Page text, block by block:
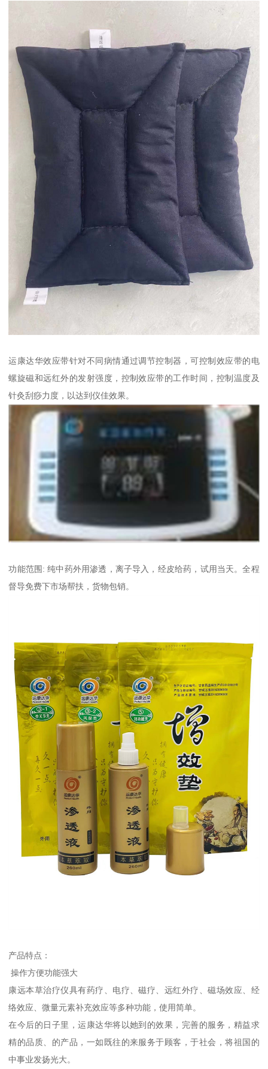
运康达华效应带针对不同病情通过调节控制器，可控制效应带的电
螺旋磁和远红外的发射强度，控制效应带的工作时间，控制温度及
针灸刮痧力度，以达到仪佳效果。
功能范围: 纯中药外用渗透，离子导入，经皮给药，试用当天。全程
督导免费下市场帮扶，货物包销。
产品特点：
操作方便功能强大
康远本草治疗仪具有药疗、电疗、磁疗、远红外疗、磁场效应、经
络效应、微量元素补充效应等多种功能，使用简单。
在今后的日子里，运康达华将以她到的效果，完善的服务，精益求
精的品质、的产品，一如既往的来服务于顾客，于社会，将祖国的
中事业发扬光大。